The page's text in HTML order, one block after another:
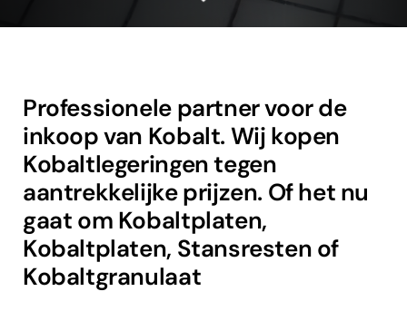
Professionele partner voor de
inkoop van Kobalt. Wij kopen
Kobaltlegeringen tegen
aantrekkelijke prijzen. Of het nu
gaat om Kobaltplaten,
Kobaltplaten, Stansresten of
Kobaltgranulaat